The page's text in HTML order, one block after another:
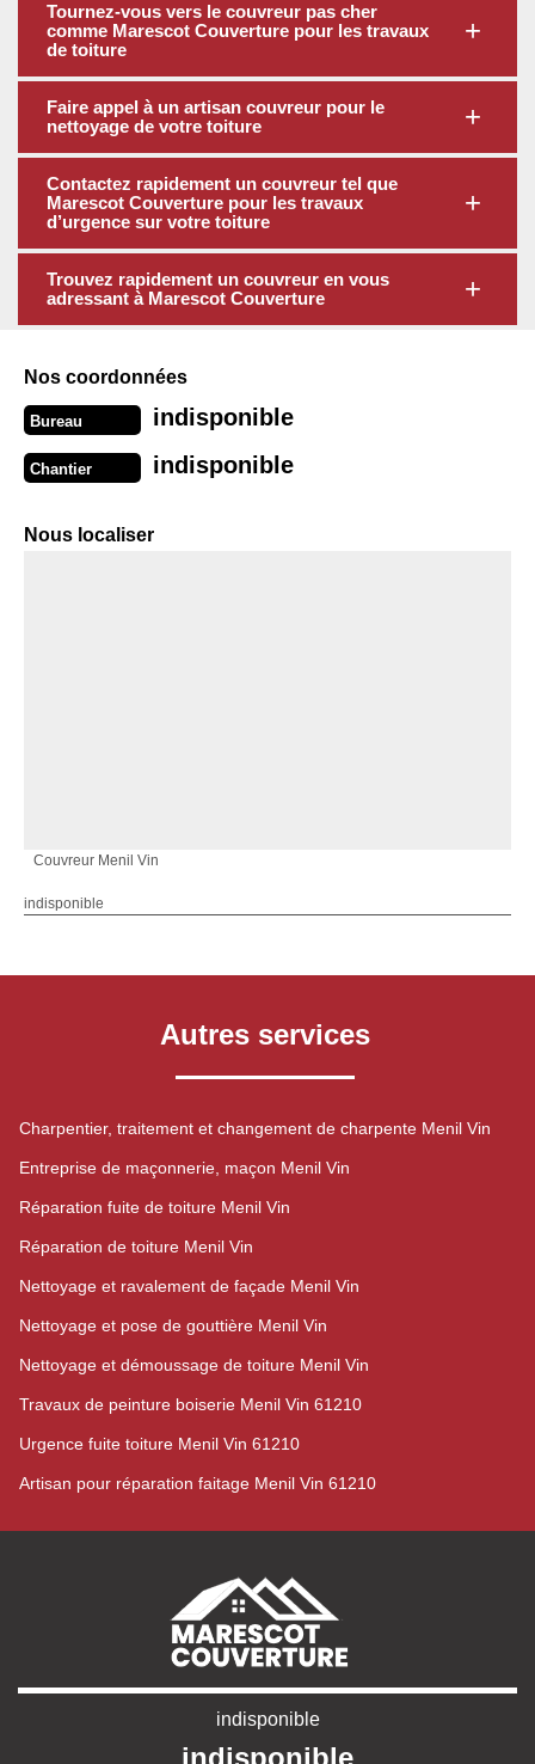
Tournez-vous vers le couvreur pas cher
comme Marescot Couverture pour les travaux
de toiture
Faire appel à un artisan couvreur pour le
nettoyage de votre toiture
Contactez rapidement un couvreur tel que
Marescot Couverture pour les travaux
d’urgence sur votre toiture
Trouvez rapidement un couvreur en vous
adressant à Marescot Couverture
Nos coordonnées
Bureau indisponible
Chantier indisponible
Nous localiser
Couvreur Menil Vin
indisponible
Autres services
Charpentier, traitement et changement de charpente Menil Vin
Entreprise de maçonnerie, maçon Menil Vin
Réparation fuite de toiture Menil Vin
Réparation de toiture Menil Vin
Nettoyage et ravalement de façade Menil Vin
Nettoyage et pose de gouttière Menil Vin
Nettoyage et démoussage de toiture Menil Vin
Travaux de peinture boiserie Menil Vin 61210
Urgence fuite toiture Menil Vin 61210
Artisan pour réparation faitage Menil Vin 61210
indisponible